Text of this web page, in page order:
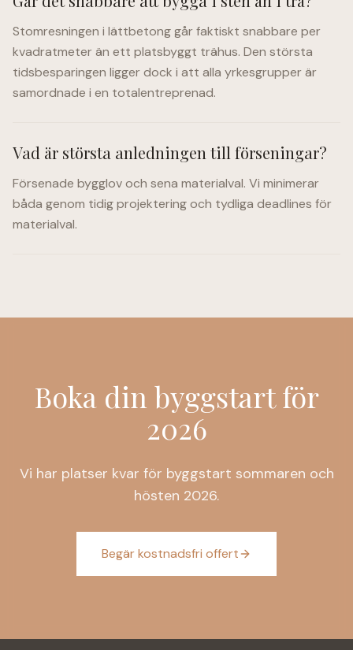
Stomresningen i lättbetong går faktiskt snabbare per
kvadratmeter än ett platsbyggt trähus. Den största
tidsbesparingen ligger dock i att alla yrkesgrupper är
samordnade i en totalentreprenad.
Vad är största anledningen till förseningar?
Försenade bygglov och sena materialval. Vi minimerar
båda genom tidig projektering och tydliga deadlines för
materialval.
Boka din byggstart för
2026
Vi har platser kvar för byggstart sommaren och
hösten 2026.
Begär kostnadsfri offert